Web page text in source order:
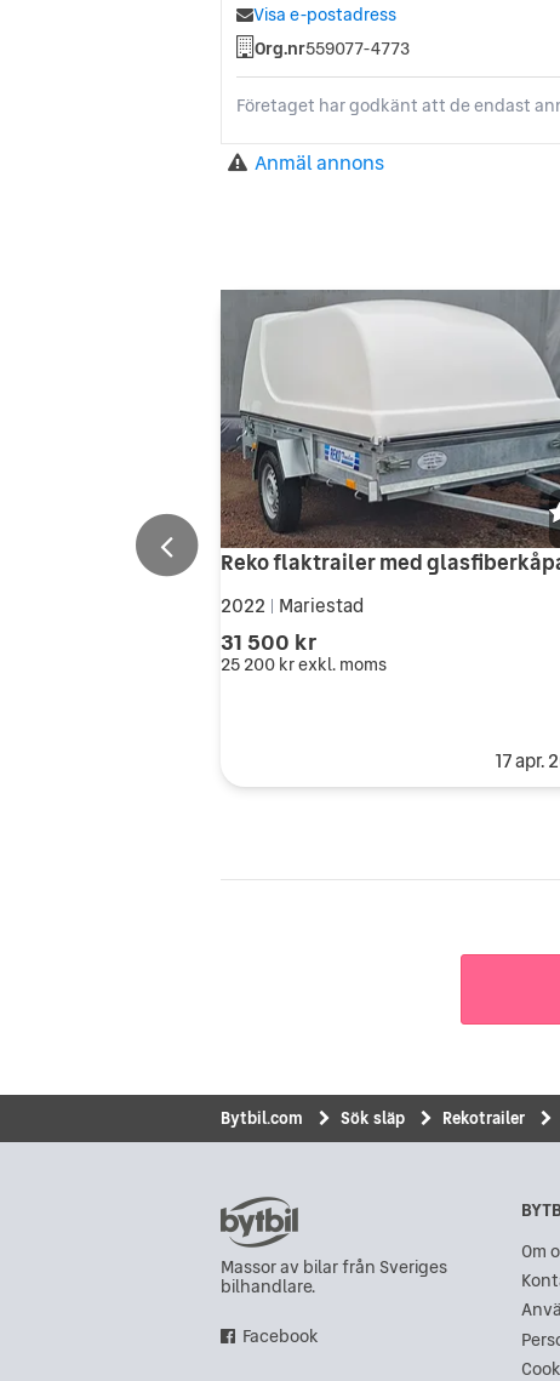
Visa e-postadress
Org.nr559077-4773
Företaget har godkänt att de endast
Anmäl annons
2022 Mariestad
31 500 kr
25 200 krexkl. moms
17 apr.
Bytbil.com Sök släp Rekotrailer
Massor av bilar från Sveriges
bilhandlare.
Facebook
Om